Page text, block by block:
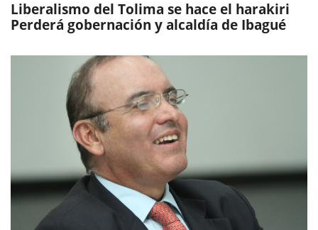
Liberalismo del Tolima se hace el harakiri
Perderá gobernación y alcaldía de Ibagué